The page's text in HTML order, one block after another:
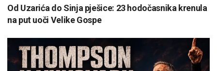
Od Uzarića do Sinja pješice: 23 hodočasnika krenula
na put uoči Velike Gospe